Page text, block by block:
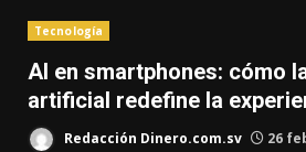
Tecnología
AI en smartphones: cómo
artificial redefine la
Redacción Dinero.com.sv 26